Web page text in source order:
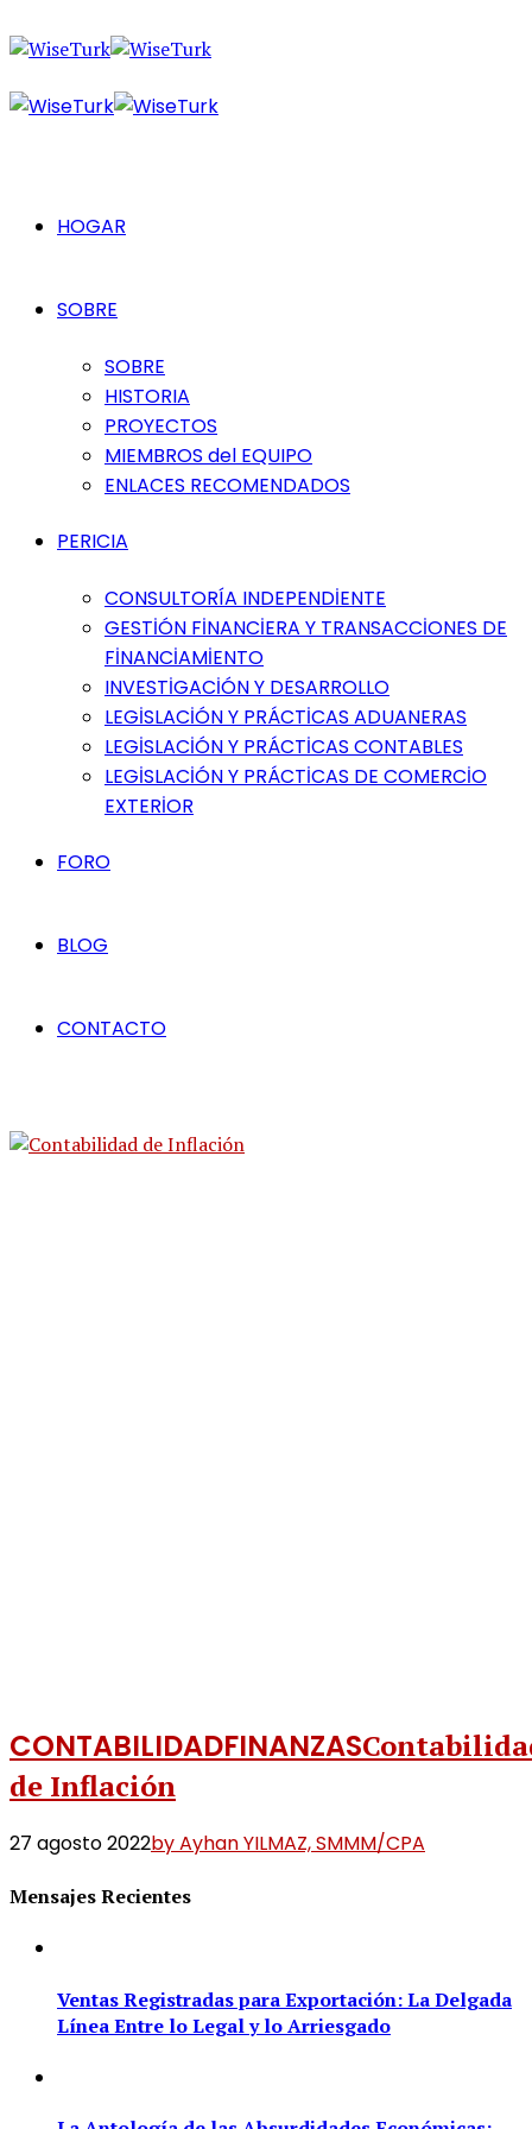
HOGAR
SOBRE
SOBRE
HISTORIA
PROYECTOS
MIEMBROS del EQUIPO
ENLACES RECOMENDADOS
PERICIA
CONSULTORÍA INDEPENDİENTE
GESTİÓN FİNANCİERA Y TRANSACCİONES DE
FİNANCİAMİENTO
INVESTİGACİÓN Y DESARROLLO
LEGİSLACİÓN Y PRÁCTİCAS ADUANERAS
LEGİSLACİÓN Y PRÁCTİCAS CONTABLES
LEGİSLACİÓN Y PRÁCTİCAS DE COMERCİO
EXTERİOR
FORO
BLOG
CONTACTO
CONTABILIDADFINANZAS
de Inflación
27 agosto 2022by Ayhan YILMAZ, SMMM/CPA
Mensajes Recientes
Ventas Registradas para Exportación: La Delgada
Línea Entre lo Legal y lo Arriesgado